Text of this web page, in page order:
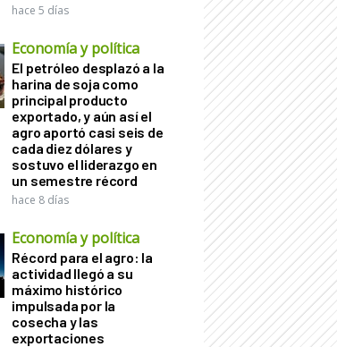
hace 5 días
Economía y política
El petróleo desplazó a la
harina de soja como
principal producto
exportado, y aún así el
agro aportó casi seis de
cada diez dólares y
sostuvo el liderazgo en
un semestre récord
hace 8 días
Economía y política
Récord para el agro: la
actividad llegó a su
máximo histórico
impulsada por la
cosecha y las
exportaciones